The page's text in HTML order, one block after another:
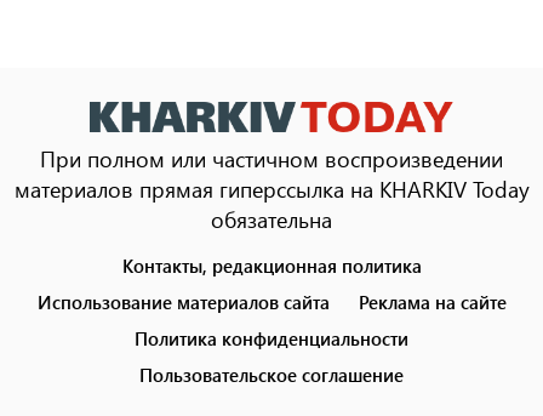
При полном или частичном воспроизведении
материалов прямая гиперссылка на KHARKIV Today
обязательна
menu
Контакты, редакционная политика
Использование материалов сайта
Реклама на сайте
Политика конфиденциальности
Пользовательское соглашение